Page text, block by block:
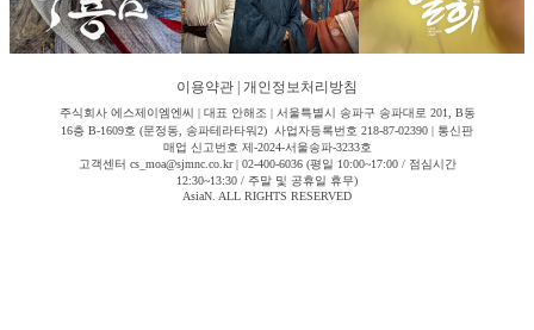
이용약관 개인정보처리방침
주식회사 에스제이엠엔씨 | 대표 안해조 | 서울특별시 송파구 송파대로 201, B동
16층 B-1609호 (문정동, 송파테라타워2) 사업자등록번호 218-87-02390 | 통신판
매업 신고번호 제-2024-서울송파-3233호
고객센터 cs_moa@sjmnc.co.kr | 02-400-6036 (평일 10:00~17:00 / 점심시간
12:30~13:30 / 주말 및 공휴일 휴무)
AsiaN. ALL RIGHTS RESERVED